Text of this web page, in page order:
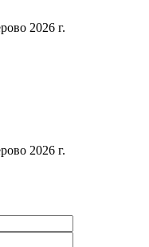
2026 г.
2026 г.